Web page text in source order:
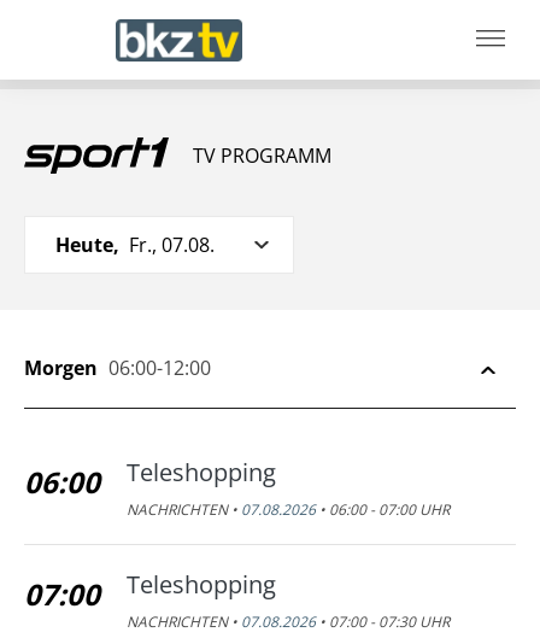
TV PROGRAMM
Heute, Fr., 07.08.
Morgen 06:00-12:00
06:00 Teleshopping
NACHRICHTEN • 07.08.2026• 06:00 - 07:00 UHR
07:00 Teleshopping
NACHRICHTEN • 07.08.2026• 07:00 - 07:30 UHR